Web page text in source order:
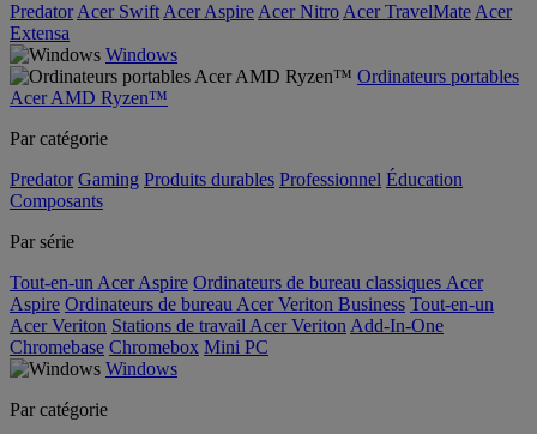
Predator Acer Swift Acer Aspire Acer Nitro Acer TravelMate Acer
Extensa
Windows
Ordinateurs portables
Acer AMD Ryzen™
Par catégorie
Predator Gaming Produits durables Professionnel Éducation
Composants
Par série
Tout-en-un Acer Aspire Ordinateurs de bureau classiques Acer
Aspire Ordinateurs de bureau Acer Veriton Business Tout-en-un
Acer Veriton Stations de travail Acer Veriton Add-In-One
Chromebase Chromebox Mini PC
Windows
Par catégorie